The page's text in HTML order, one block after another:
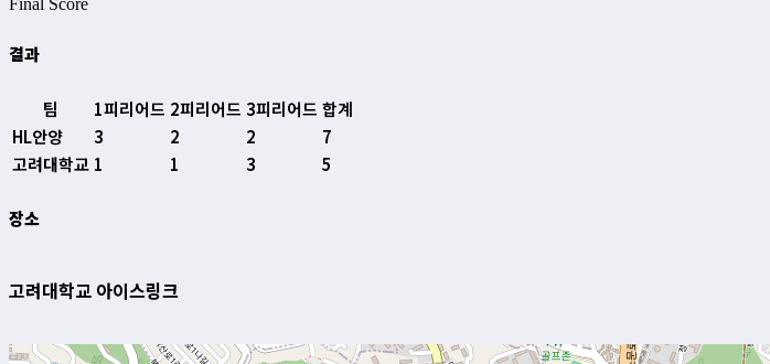
Final Score
결과
팀 1피리어드 2피리어드 3피리어드 합계
HL안양
3 2 2
7
고려대학교 1 1 3 5
장소
고려대학교 아이스링크